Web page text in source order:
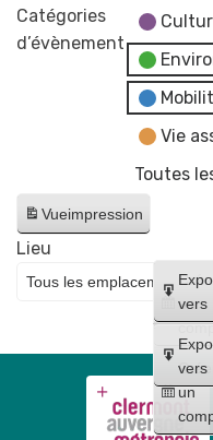
marché
aux
Catégories
d’évènement
Vie
Toutes
Vueimpression
un
Créer
un
vers
vers
Lieu